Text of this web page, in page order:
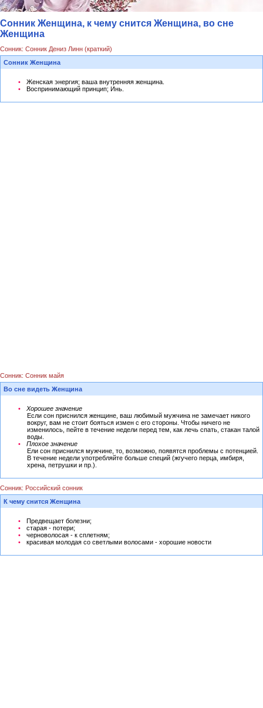
Сонник Женщина, к чему снится Женщина, во сне
Женщина
Сонник: Сонник Дениз Линн (краткий)
Сонник Женщина
Женская энергия; ваша внутренняя женщина.
Воспринимающий принцип; Инь.
Сонник: Сонник майя
Во сне видеть Женщина
Хорошее значение
Если сон приснился женщине, ваш любимый мужчина не замечает никого
вокруг, вам не стоит бояться измен с его стороны. Чтобы ничего не
изменилось, пейте в течение недели перед тем, как лечь спать, стакан талой
воды.
Плохое значение
Ели сон приснился мужчине, то, возможно, появятся проблемы с потенцией.
В течение недели употребляйте больше специй (жгучего перца, имбиря,
хрена, петрушки и пр.).
Сонник: Российский сонник
К чему снится Женщина
Предвещает болезни;
старая - потери;
черноволосая - к сплетням;
красивая молодая со светлыми волосами - хорошие новости